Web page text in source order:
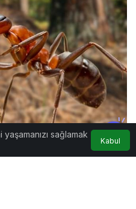
24 kilogram
sağlamak
Kabul